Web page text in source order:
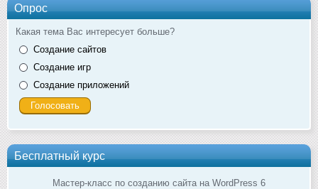
Опрос
Какая тема Вас интересует больше?
Создание сайтов
Создание игр
Создание приложений
Бесплатный курс
Мастер-класс по созданию сайта на WordPress 6